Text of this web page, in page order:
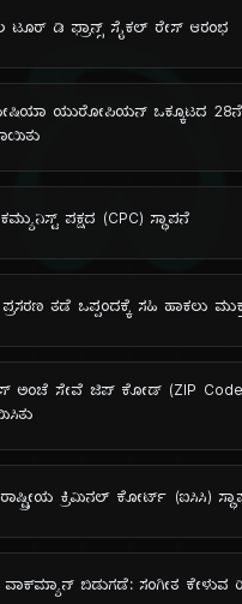
ಟೂರ್ ಡಿ ಫ್ರಾನ್ಸ್ ಸೈಕಲ್ ರೇಸ್ ಆರಂಭ
ಯುರೋಪಿಯನ್ ಒಕ್ಕೂಟದ
ಪಕ್ಷದ (CPC) ಸ್ಥಾಪನೆ
ಪ್ರಸರಣ ತಡೆ ಒಪ್ಪಂದಕ್ಕೆ ಸಹಿ ಹಾಕಲು
ಅಂಚೆ ಸೇವೆ ಜಿಪ್ ಕೋಡ್ (ZIP Code)
ಕ್ರಿಮಿನಲ್ ಕೋರ್ಟ್ (ಐಸಿಸಿ)
ಬಿಡುಗಡೆ: ಸಂಗೀತ ಕೇಳುವ